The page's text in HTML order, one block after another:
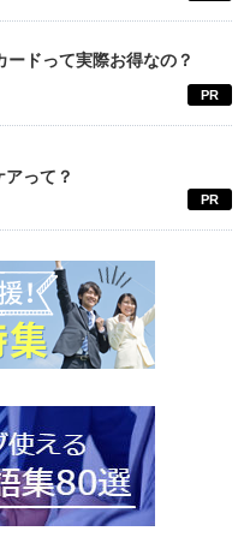
ドって実際お得なの？
PR
アって？
PR